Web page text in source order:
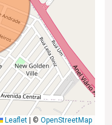
Leaflet © OpenStreetMap